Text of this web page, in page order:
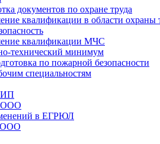
документов по охране труда
квалификации в области охраны
квалификации МЧС
технический минимум
по пожарной безопасности
специальностям
ИП
ООО
в ЕГРЮЛ
ООО